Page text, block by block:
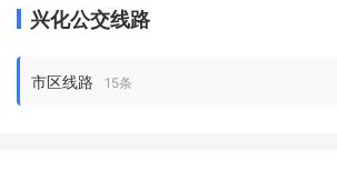
兴化公交线路
市区线路 15条